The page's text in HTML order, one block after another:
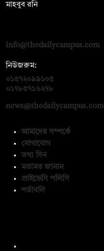
মাহবুব রনি
info@thedailycampus.com
নিউজরুম:
০১৫৭২০৯৯১০৫
০১৭৮৫৭১৬২৭৮
news@thedailycampus.com
আমাদের সম্পর্কে
যোগাযোগ
তথ্য দিন
মতামত জানান
প্রাইভেসি পলিসি
শর্তাবলি